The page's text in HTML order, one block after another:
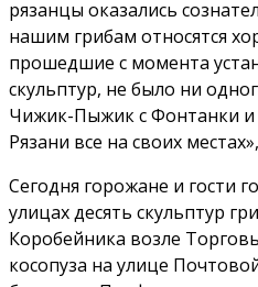
рязанцы оказались
нашим грибам относятся
прошедшие с момента
скульптур, не было ни
Чижик-Пыжик с Фонтанки и
Рязани все на своих
Сегодня горожане и гости
улицах десять скульптур
Коробейника возле
косопуза на улице